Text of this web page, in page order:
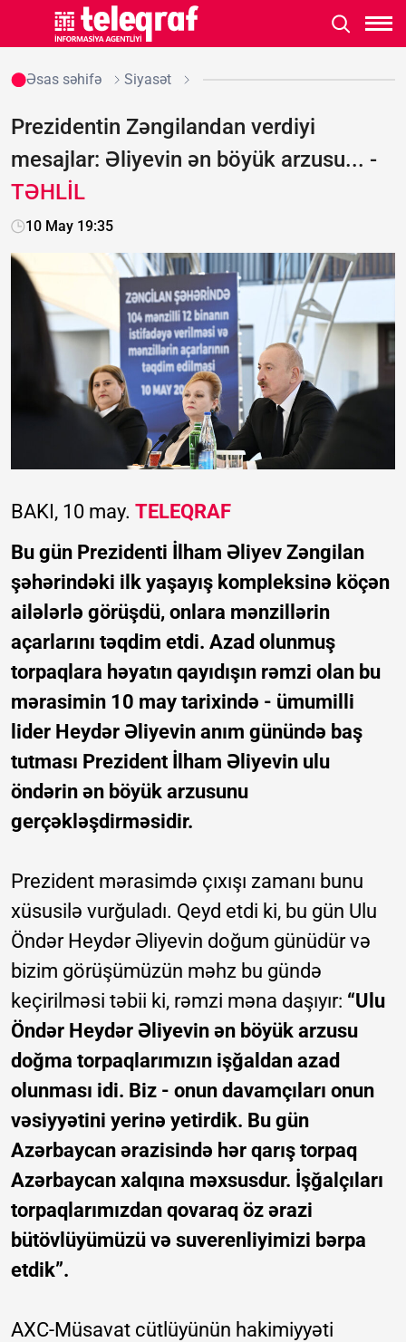
Əsas səhifə Siyasət
Prezidentin Zəngilandan verdiyi
mesajlar: Əliyevin ən böyük arzusu... -
TƏHLİL
10 May 19:35
BAKI, 10 may. TELEQRAF
Bu gün Prezidenti İlham Əliyev Zəngilan
şəhərindəki ilk yaşayış kompleksinə köçən
ailələrlə görüşdü, onlara mənzillərin
açarlarını təqdim etdi. Azad olunmuş
torpaqlara həyatın qayıdışın rəmzi olan bu
mərasimin 10 may tarixində - ümumilli
lider Heydər Əliyevin anım günündə baş
tutması Prezident İlham Əliyevin ulu
öndərin ən böyük arzusunu
gerçəkləşdirməsidir.
Prezident mərasimdə çıxışı zamanı bunu
xüsusilə vurğuladı. Qeyd etdi ki, bu gün Ulu
Öndər Heydər Əliyevin doğum günüdür və
bizim görüşümüzün məhz bu gündə
keçirilməsi təbii ki, rəmzi məna daşıyır: “Ulu
Öndər Heydər Əliyevin ən böyük arzusu
doğma torpaqlarımızın işğaldan azad
olunması idi. Biz - onun davamçıları onun
vəsiyyətini yerinə yetirdik. Bu gün
Azərbaycan ərazisində hər qarış torpaq
Azərbaycan xalqına məxsusdur. İşğalçıları
torpaqlarımızdan qovaraq öz ərazi
bütövlüyümüzü və suverenliyimizi bərpa
etdik”.
AXC-Müsavat cütlüyünün hakimiyyəti